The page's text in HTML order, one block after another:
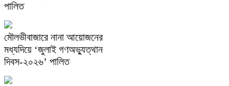
পালিত
মৌলভীবাজারে নানা আয়োজনের
মধ্যদিয়ে ‘জুলাই গণঅভ্যুত্থান
দিবস-২০২৬’ পালিত